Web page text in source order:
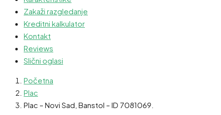
Zakaži razgledanje
Kreditni kalkulator
Kontakt
Reviews
Slični oglasi
Početna
Plac
Plac – Novi Sad, Banstol – ID 7081069.